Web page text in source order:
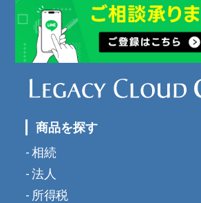
商品を探す
相続
法人
所得税